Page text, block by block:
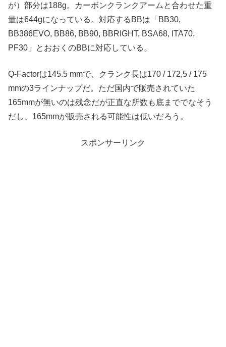
が）部分は188g。カーボンクランクアームと合わせた重
量は644gになっている。対応するBBは「BB30,
BB386EVO, BB86, BB90, BBRIGHT, BSA68, ITA70,
PF30」とおおくのBBに対応している。
Q-Factorは145.5 mmで、クランク長は170 / 172,5 / 175
mmの3ラインナップだ。ただ国内で販売されていた
165mmが無いのは残念だが正直な所数も底まででなそう
だし、165mmが販売される可能性は低いだろう。
スポンサーリンク